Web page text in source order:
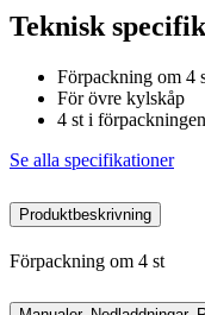
Teknisk
Förpackning om 4
För övre kylskåp
4 st i förpackningen
Se alla specifikationer
Produktbeskrivning
Förpackning om 4 st